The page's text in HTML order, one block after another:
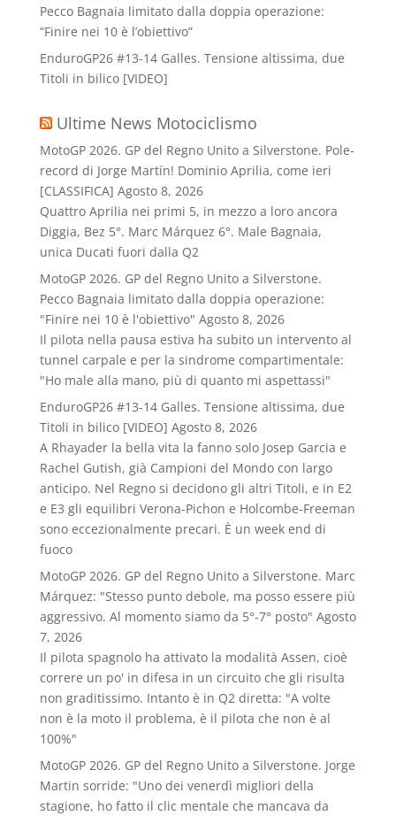
Pecco Bagnaia limitato dalla doppia operazione:
“Finire nei 10 è l’obiettivo”
EnduroGP26 #13-14 Galles. Tensione altissima, due
Titoli in bilico [VIDEO]
Ultime News Motociclismo
MotoGP 2026. GP del Regno Unito a Silverstone. Pole-
record di Jorge Martín! Dominio Aprilia, come ieri
[CLASSIFICA] Agosto 8, 2026
Quattro Aprilia nei primi 5, in mezzo a loro ancora
Diggia, Bez 5°. Marc Márquez 6°. Male Bagnaia,
unica Ducati fuori dalla Q2
MotoGP 2026. GP del Regno Unito a Silverstone.
Pecco Bagnaia limitato dalla doppia operazione:
"Finire nei 10 è l'obiettivo" Agosto 8, 2026
Il pilota nella pausa estiva ha subito un intervento al
tunnel carpale e per la sindrome compartimentale:
"Ho male alla mano, più di quanto mi aspettassi"
EnduroGP26 #13-14 Galles. Tensione altissima, due
Titoli in bilico [VIDEO] Agosto 8, 2026
A Rhayader la bella vita la fanno solo Josep Garcia e
Rachel Gutish, già Campioni del Mondo con largo
anticipo. Nel Regno si decidono gli altri Titoli, e in E2
e E3 gli equilibri Verona-Pichon e Holcombe-Freeman
sono eccezionalmente precari. È un week end di
fuoco
MotoGP 2026. GP del Regno Unito a Silverstone. Marc
Márquez: "Stesso punto debole, ma posso essere più
aggressivo. Al momento siamo da 5°-7° posto" Agosto
7, 2026
Il pilota spagnolo ha attivato la modalità Assen, cioè
correre un po' in difesa in un circuito che gli risulta
non graditissimo. Intanto è in Q2 diretta: "A volte
non è la moto il problema, è il pilota che non è al
100%"
MotoGP 2026. GP del Regno Unito a Silverstone. Jorge
Martin sorride: "Uno dei venerdì migliori della
stagione, ho fatto il clic mentale che mancava da